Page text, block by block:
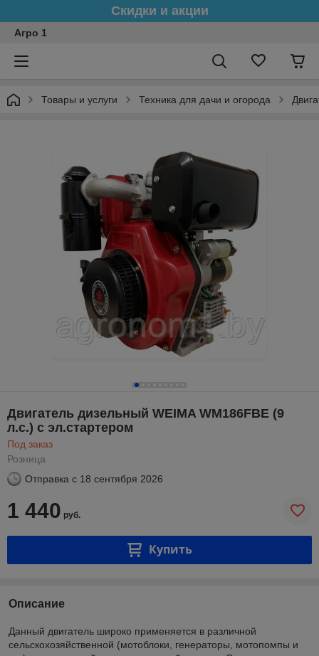
Скидки и акции
Агро 1
Товары и услуги Техника для дачи и огорода
Двигатель дизельный WEIMA WM186FBE (9
л.с.) с эл.стартером
Под заказ
Розница
Отправка с 18 сентября 2026
1 440 руб.
Купить
Описание
Данный двигатель широко применяется в различной
сельскохозяйственной (мотоблоки, генераторы, мотопомпы и